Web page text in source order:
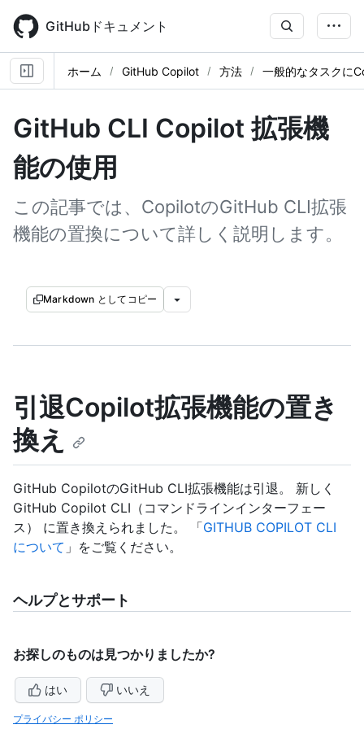
main
content
GitHubドキュメント
ホーム GitHub Copilot 方法 一般的なタスクに
GitHub CLI Copilot 拡張機
能の使用
この記事では、CopilotのGitHub CLI拡張
機能の置換について詳しく説明します。
Markdown としてコピー
引退Copilot拡張機能の置き
換え
GitHub CopilotのGitHub CLI拡張機能は引退。 新しく
GitHub Copilot CLI（コマンドラインインターフェー
ス） に置き換えられました。 「GITHUB COPILOT CLI
について 」をご覧ください。
ヘルプとサポート
お探しのものは見つかりましたか?
はい いいえ
プライバシー ポリシー